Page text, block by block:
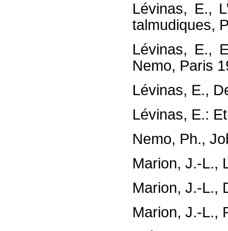
Lévinas, E.,
talmudiques,
Lévinas, E.,
Nemo, Paris
Lévinas, E.,
Lévinas, E.:
Nemo, Ph.,
Marion, J.-L.,
Marion, J.-L.,
Marion, J.-L.,